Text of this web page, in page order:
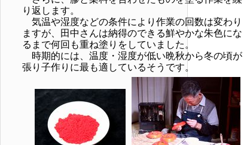
り返します。
気温や湿度などの条件により作業の回数は変わり
ますが、田中さんは納得のできる鮮やかな朱色にな
るまで何回も重ね塗りをしていました。
時期的には、温度・湿度が低い晩秋から冬の頃が
張り子作りに最も適しているそうです。